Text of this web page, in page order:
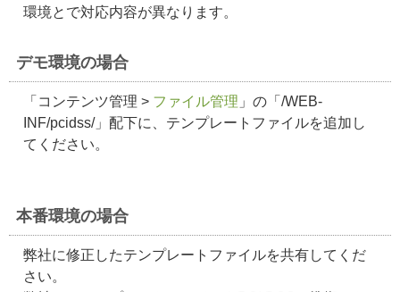
環境とで対応内容が異なります。
デモ環境の場合
「コンテンツ管理 > ファイル管理 」の「/WEB-
INF/pcidss/」配下に、テンプレートファイルを追加し
てください。
本番環境の場合
弊社に修正したテンプレートファイルを共有してくだ
さい。